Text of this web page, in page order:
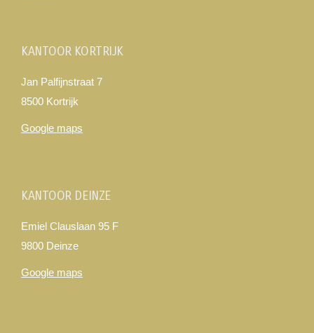
KANTOOR KORTRIJK
Jan Palfijnstraat 7
8500 Kortrijk
Google maps
KANTOOR DEINZE
Emiel Clauslaan 95 F
9800 Deinze
Google maps